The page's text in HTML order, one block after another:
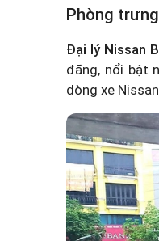
Phòng
Đại lý Nissan
đãng, nổi bật
dòng xe